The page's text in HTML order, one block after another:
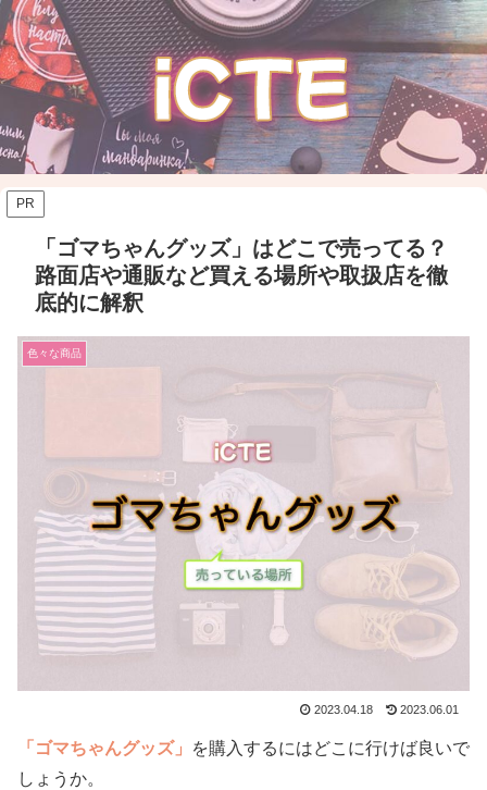
PR
「ゴマちゃんグッズ」はどこで売ってる？
路面店や通販など買える場所や取扱店を徹
底的に解釈
色々な商品
2023.04.18 2023.06.01
「ゴマちゃんグッズ」
を購入するにはどこに行けば良いで
しょうか。